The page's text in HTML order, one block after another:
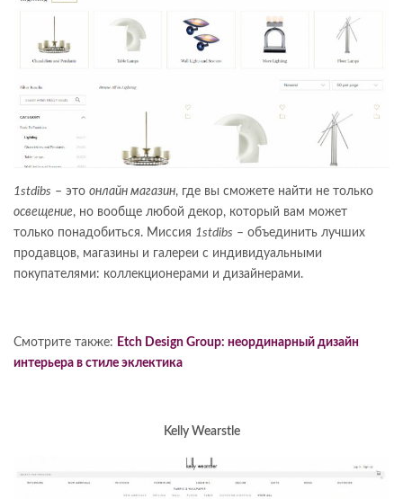
1stdibs – это онлайн магазин, где вы сможете найти не только
освещение, но вообще любой декор, который вам может
только понадобиться. Миссия 1stdibs – объединить лучших
продавцов, магазины и галереи с индивидуальными
покупателями: коллекционерами и дизайнерами.
Смотрите также: Etch Design Group: неординарный дизайн
интерьера в стиле эклектика
Kelly Wearstle